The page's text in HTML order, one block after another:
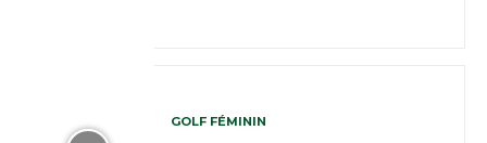
GOLF FÉMININ